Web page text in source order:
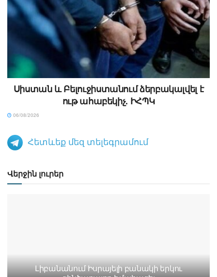
Սիստան և Բելուջիստանում ձերբակալվել է
ութ ահաբեկիչ. ԻՀՊԿ
06/08/2026
Հետևեք մեզ տելեգրամում
Վերջին լուրեր
Լիբանանում Իսրայելի բանակի երկու